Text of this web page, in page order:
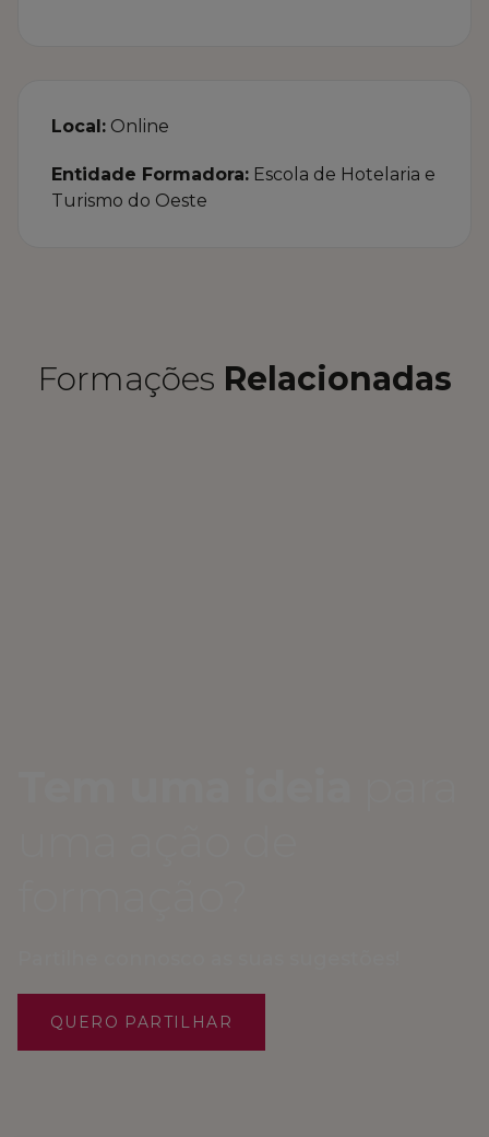
Local: Online
Entidade Formadora: Escola de Hotelaria e
Turismo do Oeste
Formações Relacionadas
QUERO PARTILHAR